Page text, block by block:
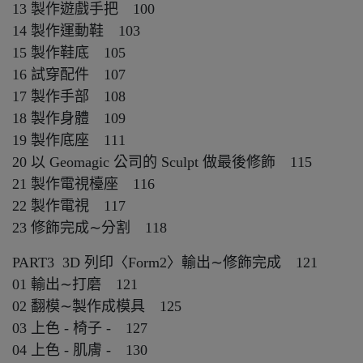
13 製作遊戲手把 100
14 製作運動鞋 103
15 製作鞋底 105
16 試穿配件 107
17 製作手部 108
18 製作身體 109
19 製作底座 111
20 以 Geomagic 公司的 Sculpt 做最後修飾 115
21 製作電視檯座 116
22 製作電視 117
23 修飾完成∼分割 118
PART3 3D 列印〈Form2〉輸出∼修飾完成 121
01 輸出∼打磨 121
02 翻模∼製作成模具 125
03 上色 - 椅子 - 127
04 上色 - 肌膚 - 130